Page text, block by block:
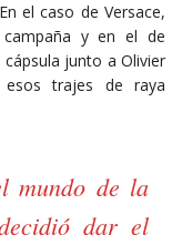
el caso de Versace,
y en el de
junto a Olivier
trajes de raya
mundo de la
dar el